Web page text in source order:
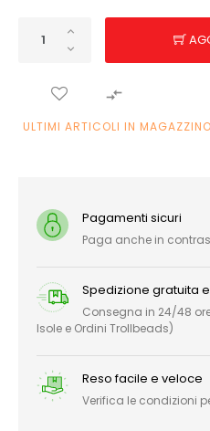

ULTIMI ARTICOLI IN MAGAZZINO
Pagamenti sicuri
Paga anche in
Spedizione gratuita
Consegna in 24/48
Isole e Ordini Trollbeads)
Reso facile e veloce
Verifica le condizioni